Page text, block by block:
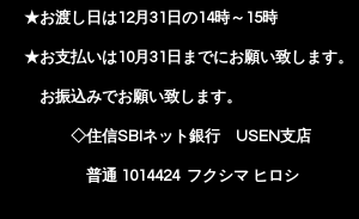
★お渡し日は12月31日の14時～15時
★お支払いは10月31日までにお願い致します。
お振込みでお願い致します。
◇住信SBIネット銀行 USEN支店
普通 1014424 フクシマ ヒロシ